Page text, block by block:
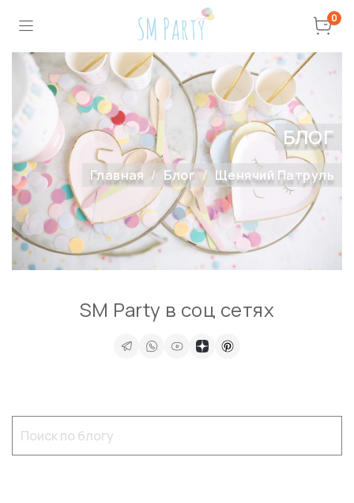
0
БЛОГ
Главная Блог Щенячий Патруль
SM Party в соц сетях